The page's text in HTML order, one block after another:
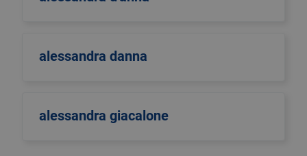
alessandra danna
alessandra giacalone